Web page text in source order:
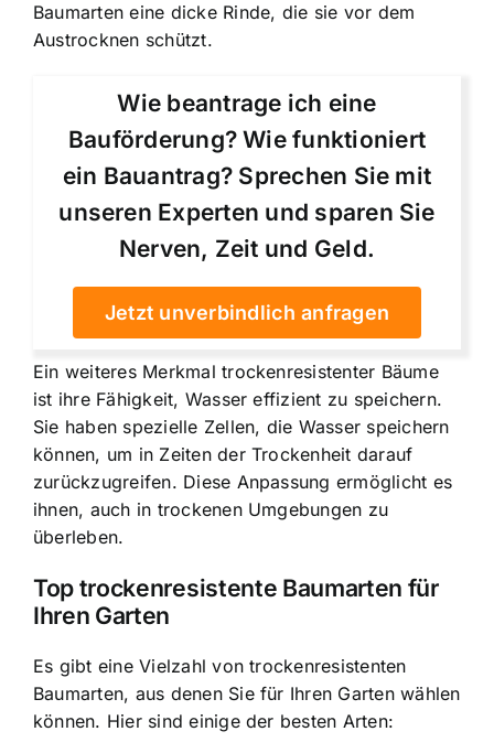
Baumarten eine dicke Rinde, die sie vor dem
Austrocknen schützt.
Wie beantrage ich eine
Bauförderung? Wie funktioniert
ein Bauantrag? Sprechen Sie mit
unseren Experten und sparen Sie
Nerven, Zeit und Geld.
Jetzt unverbindlich anfragen
Ein weiteres Merkmal trockenresistenter Bäume
ist ihre Fähigkeit, Wasser effizient zu speichern.
Sie haben spezielle Zellen, die Wasser speichern
können, um in Zeiten der Trockenheit darauf
zurückzugreifen. Diese Anpassung ermöglicht es
ihnen, auch in trockenen Umgebungen zu
überleben.
Top trockenresistente Baumarten für
Ihren Garten
Es gibt eine Vielzahl von trockenresistenten
Baumarten, aus denen Sie für Ihren Garten wählen
können. Hier sind einige der besten Arten: